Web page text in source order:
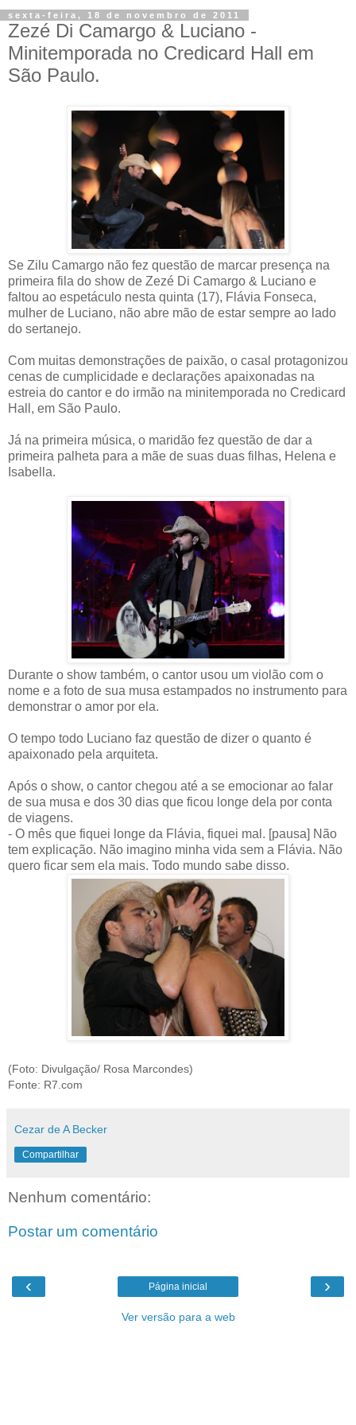
sexta-feira, 18 de novembro de 2011
Zezé Di Camargo & Luciano -
Minitemporada no Credicard Hall em
São Paulo.
Se Zilu Camargo não fez questão de marcar presença na
primeira fila do show de Zezé Di Camargo & Luciano e
faltou ao espetáculo nesta quinta (17), Flávia Fonseca,
mulher de Luciano, não abre mão de estar sempre ao lado
do sertanejo.
Com muitas demonstrações de paixão, o casal protagonizou
cenas de cumplicidade e declarações apaixonadas na
estreia do cantor e do irmão na minitemporada no Credicard
Hall, em São Paulo.
Já na primeira música, o maridão fez questão de dar a
primeira palheta para a mãe de suas duas filhas, Helena e
Isabella.
Durante o show também, o cantor usou um violão com o
nome e a foto de sua musa estampados no instrumento para
demonstrar o amor por ela.
O tempo todo Luciano faz questão de dizer o quanto é
apaixonado pela arquiteta.
Após o show, o cantor chegou até a se emocionar ao falar
de sua musa e dos 30 dias que ficou longe dela por conta
de viagens.
- O mês que fiquei longe da Flávia, fiquei mal. [pausa] Não
tem explicação. Não imagino minha vida sem a Flávia. Não
quero ficar sem ela mais. Todo mundo sabe disso.
(Foto: Divulgação/ Rosa Marcondes)
Fonte: R7.com
Cezar de A Becker
Compartilhar
Nenhum comentário:
Postar um comentário
‹ ›
Página inicial
Ver versão para a web